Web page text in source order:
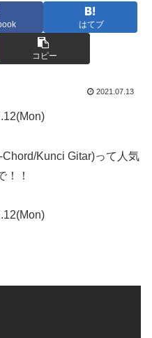
はてブ
コピー
2021.07.13
Kunci Gitar)って人気
！！